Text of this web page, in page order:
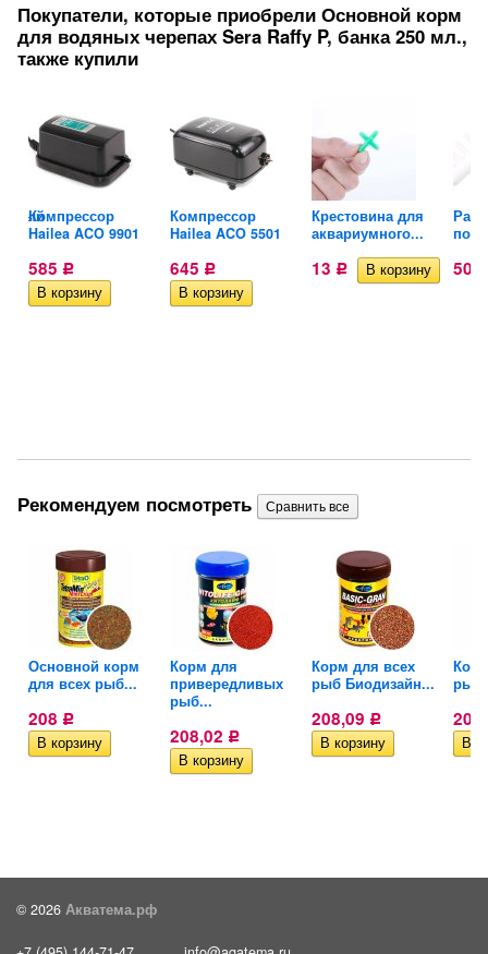
Покупатели, которые приобрели Основной корм
для водяных черепах Sera Raffy P, банка 250 мл.,
также купили
Компрессор
Hailea ACO 9901
585 Р
Компрессор
Hailea ACO 5501
645 Р
Крестовина для
аквариумного...
13 Р 50
Рекомендуем посмотреть
Основной корм
для всех рыб...
208 Р
Корм для
привередливых
рыб...
208,02 Р
Корм для всех
рыб Биодизайн...
208,09 Р
© 2026 Акватема.рф